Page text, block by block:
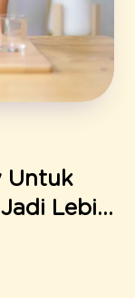
Untuk
Lebih